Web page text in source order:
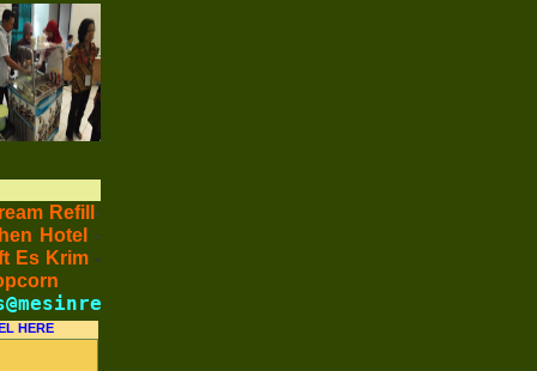
Refill -
Hotel
-
Es Krim -
HERE